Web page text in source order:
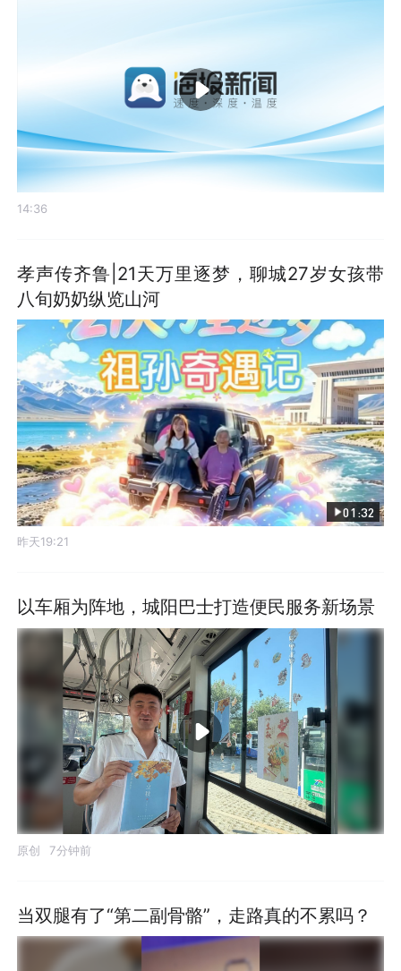
14:36
孝声传齐鲁|21天万里逐梦，聊城27岁女孩带
八旬奶奶纵览山河
01:32
昨天19:21
以车厢为阵地，城阳巴士打造便民服务新场景
原创 7分钟前
当双腿有了“第二副骨骼”，走路真的不累吗？